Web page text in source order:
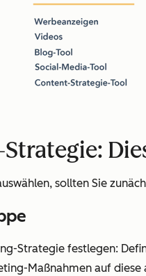
sollten Sie
Strategie festlegen:
Maßnahmen auf